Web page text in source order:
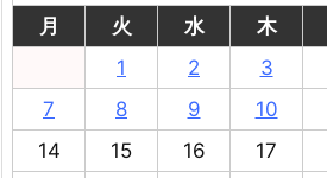
月
火 水 木
1
2 3
7
8 9 10
14
15 16 17